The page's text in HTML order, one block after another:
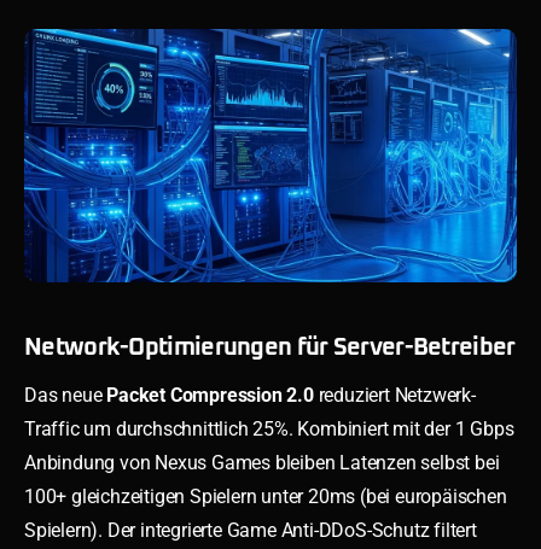
Network-Optimierungen für Server-Betreiber
Das neue Packet Compression 2.0reduziert Netzwerk-
Traffic um durchschnittlich 25%. Kombiniert mit der 1 Gbps
Anbindung von Nexus Games bleiben Latenzen selbst bei
100+ gleichzeitigen Spielern unter 20ms (bei europäischen
Spielern). Der integrierte Game Anti-DDoS-Schutz filtert